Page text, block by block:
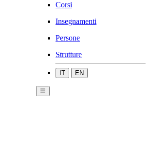
Corsi
Insegnamenti
Persone
Strutture
IT EN
☰